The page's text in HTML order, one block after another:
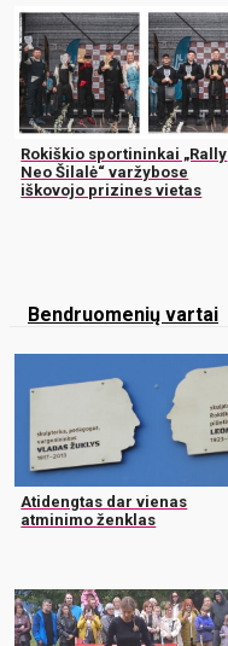
Rokiškio sportininkai „Rally
Neo Šilalė“ varžybose
iškovojo prizines vietas
Bendruomenių vartai
Atidengtas dar vienas
atminimo ženklas